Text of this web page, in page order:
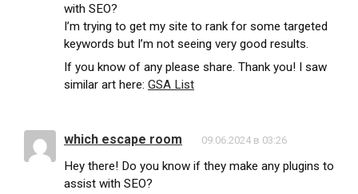
with SEO?
I’m trying to get my site to rank for some targeted
keywords but I’m not seeing very good results.
If you know of any please share. Thank you! I saw
similar art here: GSA List
which escape room 09.06.2024 в 03:26
Hey there! Do you know if they make any plugins to
assist with SEO?